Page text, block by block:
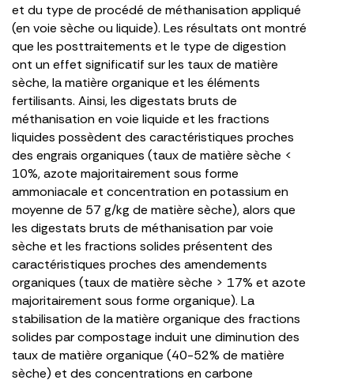
et du type de procédé de méthanisation appliqué
(en voie sèche ou liquide). Les résultats ont montré
que les posttraitements et le type de digestion
ont un effet significatif sur les taux de matière
sèche, la matière organique et les éléments
fertilisants. Ainsi, les digestats bruts de
méthanisation en voie liquide et les fractions
liquides possèdent des caractéristiques proches
des engrais organiques (taux de matière sèche <
10%, azote majoritairement sous forme
ammoniacale et concentration en potassium en
moyenne de 57 g/kg de matière sèche), alors que
les digestats bruts de méthanisation par voie
sèche et les fractions solides présentent des
caractéristiques proches des amendements
organiques (taux de matière sèche > 17% et azote
majoritairement sous forme organique). La
stabilisation de la matière organique des fractions
solides par compostage induit une diminution des
taux de matière organique (40-52% de matière
sèche) et des concentrations en carbone